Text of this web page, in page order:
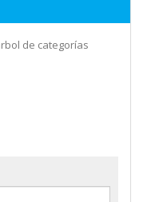
de categorías